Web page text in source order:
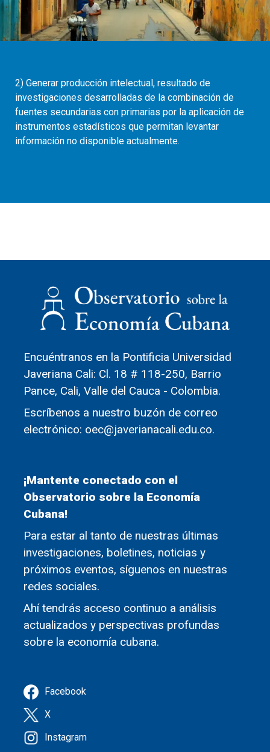
2) Generar producción intelectual, resultado de
investigaciones desarrolladas de la combinación de
fuentes secundarias con primarias por la aplicación de
instrumentos estadísticos que permitan levantar
información no disponible actualmente.
Encuéntranos en la Pontificia Universidad
Javeriana Cali: Cl. 18 # 118-250, Barrio
Pance, Cali, Valle del Cauca - Colombia.
Escríbenos a nuestro buzón de correo
electrónico: oec@javerianacali.edu.co.
¡Mantente conectado con el
Observatorio sobre la Economía
Cubana!
Para estar al tanto de nuestras últimas
investigaciones, boletines, noticias y
próximos eventos, síguenos en nuestras
redes sociales.
Ahí tendrás acceso continuo a análisis
actualizados y perspectivas profundas
sobre la economía cubana.
Facebook
X
Instagram